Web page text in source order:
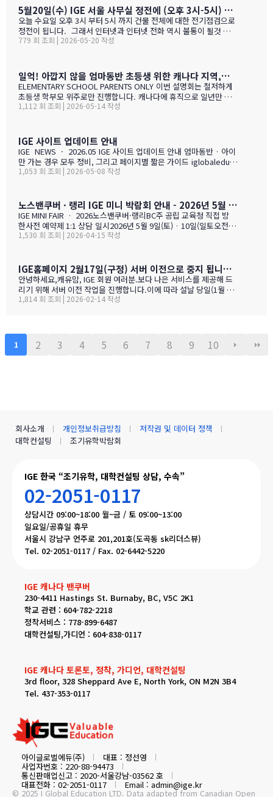
도 참가 가능합니다. 한국과 캐나다 부모님들의 궁금증과 고민을 같
이 공유할 수 있습니다. …
5월20일(수) IGE 서울 사무실 정전에 (오후 3시-5시) 따른 상담 업무 불가 안내
오늘 수요일 오후 3시 부터 5시 까지 건물 전체에 대한 전기점검으로
정전이 됩니다. 그래서 인터넷과 인터넷 전화 역시 불통이 될것 입니
다. PC로 사용 하는 카카오톡 역시 불통이 될것 입니다. 전화,카카오
내드리겟습니다.
779 회 조회 | 2026-05-20 작성
일억! 아깝지 않을 엄마동반 초등생 위한 캐나다 지역,학교 선택 설명회 5월28(목)
ELEMENTARY SCHOOL PARENTS ONLY 이번 설명회는 철저하게
초등생 학부모 위주로만 진행합니다. 캐나다에 휴직으로 일년만 가
야 하는 가족, 초등생 영어교육 · 북미체험 · 가족 휴식을 위해 캐나
1,112 회 조회 | 2026-05-14 작성
IGE 사이트 업데이트 안내
IGE NEWS · 2026.05 IGE 사이트 업데이트 안내 엄마동반 · 아이
만 가는 경우 모두 정비, 그리고 페이지별 짧은 가이드 iglobaleduca
tion.org 가 새로 업데이트되었습니다. 이번에는 "엄마동반"과 "아
학비 + 2베드 기준 렌트비 + 자녀 한 명 기준 생활비를 모두 합친 1년
예산을 교육청별로 비교해 보실 수 있습니다. 추천 사립학교와 유학
맘들의 리얼한 후기도 같은 페이지에 함께 모았습니다. 자녀가 혼자
가는 경우, 홈스테이·보딩스쿨·관리형 세 가지 형태를 한 …
1,053 회 조회 | 2026-05-08 작성
노스밴쿠버 · 랭리 IGE 미니 박람회 안내 - 2026년 5월 9일(토) · 10일(일)
IGE MINI FAIR · 2026노스밴쿠버·랭리BC주 공립 교육청 직접 방
한사전 예약제 1:1 상담 일시2026년 5월 9일(토) · 10일(일토오전 1
1시 — 오후 3시장소IGE 도곡동 사무실서울시 강남구 언주로 201, 2
가등록 폼으로 이동합니다SECTION 01 · 방한 교육청노스밴쿠버
교육청NORTH VANCOUVER · SD 44 밴쿠버 다운타운에서 Lions
Gate Bridge를 건너면 20분 내로 도착하는 근교 주거 중심 지역입
니다. 산·바다·숲이 어우러진 자연환경과, 밴쿠버 메트로 지역 중 가
1,530 회 조회 | 2026-04-15 작성
IGE홈페이지 2월17일(구정) 서버 이전으로 중지 됩니다.- 이해 부탁 드리며
안녕하세요,캐유맘, IGE 회원 여러분.보다 나은 서비스를 제공해 드
리기 위해 서버 이전 작업을 진행합니다.이에 따라 설날 당일(1월 29
일) 오전 중 IGE 홈페이지(iglobaleducation.org) 접속이 일시적으
GE (I Global Education)
1,814 회 조회 | 2026-02-14 작성
1 2 3 4 5 6 7 8 9 10
IGE 한국 “조기유학, 대학컨설팅 상담, 수속”
02-2051-0117
상담시간 09:00~18:00 월~금 / 토 09:00~13:00
일요일/공휴일 휴무
서울시 강남구 언주로 201,201호(도곡동 sk리더스뷰)
Tel. 02-2051-0117 / Fax. 02-6442-5220
IGE 캐나다 밴쿠버
230-4411 Hastings St. Burnaby, BC, V5C 2K1
학교 관련 : 604-782-2218
정착서비스 : 778-899-6487
대학컨설팅,가디언 : 604-838-0117
IGE 캐나다 토론토, 정착, 가디언, 대학컨설팅
3rd floor, 328 Sheppard Ave E, North York, ON M2N 3B4
Tel. 437-353-0117
아이글로벌에듀(주) 대표 : 정선영
사업자번호 : 220-88-94473
통신판매업신고 : 2020-서울강남-03562 호
대표전화 : 02-2051-0117 Email : admin@ige.kr
회사소개 개인정보취급방침
저작권 및 데이터 정책
대학컨설팅
조기유학박람회
© 2025 I Global Education LTD. Data adapted from Canadian Open